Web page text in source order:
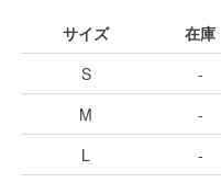
サイズ 在庫
S
-
M
-
L
-